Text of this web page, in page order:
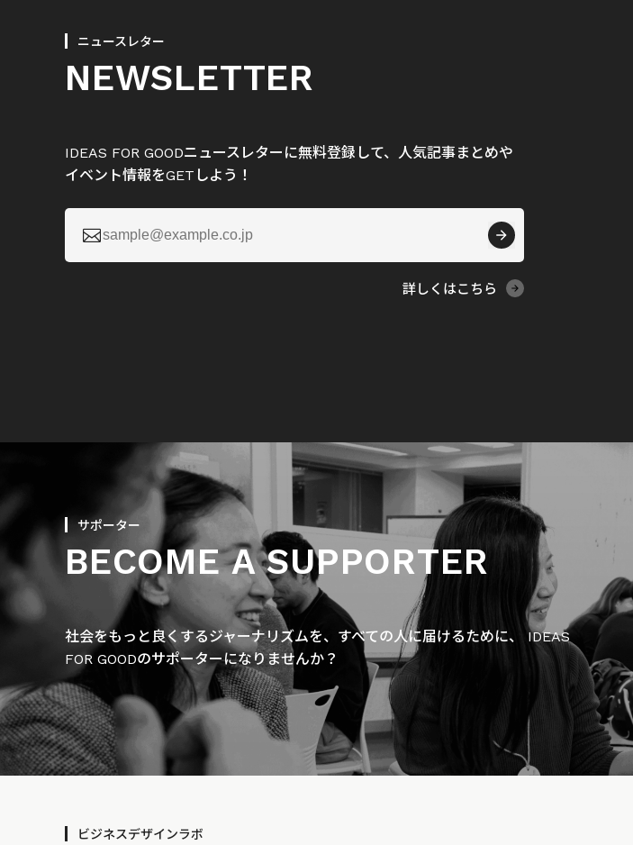
ニュースレター
NEWSLETTER
IDEAS FOR GOODニュースレターに無料登録して、人気記事まとめや
イベント情報をGETしよう！

詳しくはこちら
サポーター
BECOME A SUPPORTER
社会をもっと良くするジャーナリズムを、すべての人に届けるために、 IDEAS
FOR GOODのサポーターになりませんか？
ビジネスデザインラボ